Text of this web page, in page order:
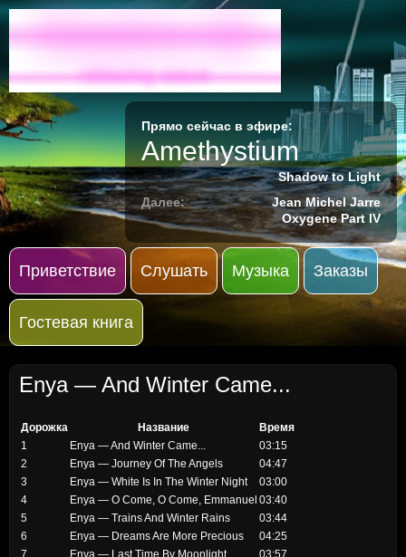
Radio-M
relaxing wave
Прямо сейчас в эфире:
Amethystium
Shadow to Light
Далее:
Jean Michel Jarre
Oxygene Part IV
Приветствие Слушать Музыка Заказы
Гостевая книга
Enya— And Winter Came...
Дорожка Название
Время
1
Enya — And Winter Came...
03:15
2
Enya — Journey Of The Angels
04:47
3
Enya — White Is In The Winter Night
03:00
4
Enya — O Come, O Come, Emmanuel 03:40
5
Enya — Trains And Winter Rains
03:44
6
Enya — Dreams Are More Precious
04:25
7
Enya — Last Time By Moonlight
03:57